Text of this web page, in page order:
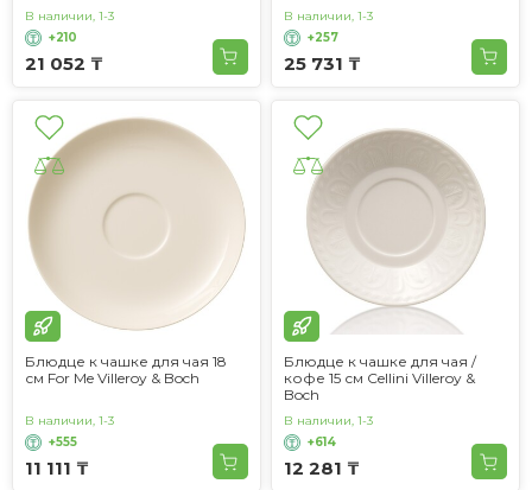
21 052 ₸
В наличии, 1-3
+210
25 731 ₸
В наличии, 1-3
+257
Блюдце к чашке для чая 18
см For Me Villeroy & Boch
11 111 ₸
В наличии, 1-3
+555
Блюдце к чашке для чая /
кофе 15 см Cellini Villeroy &
Boch
12 281 ₸
В наличии, 1-3
+614